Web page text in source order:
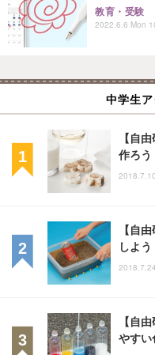
教育・受験
2022.6.6 Mon
中学生
【自
作ろう
【自
しよう
【自
やすい